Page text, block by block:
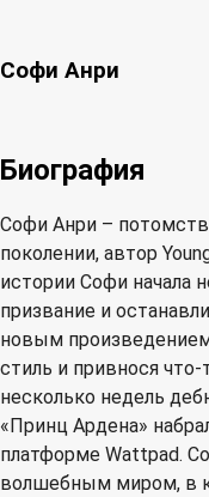
Софи Анри
Биография
Софи Анри –
поколении, автор
истории Софи начала
призвание и
новым
стиль и привнося
несколько недель
«Принц Ардена»
платформе Wattpad.
волшебным миром, в